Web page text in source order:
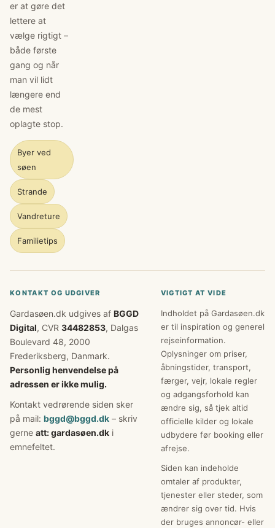
er at gøre det
lettere at
vælge rigtigt –
både første
gang og når
man vil lidt
længere end
de mest
oplagte stop.
Byer ved
søen
Strande
Vandreture
Familietips
KONTAKT OG UDGIVER
Gardasøen.dk udgives af BGGD
Digital, CVR 34482853, Dalgas
Boulevard 48, 2000
Frederiksberg, Danmark.
Personlig henvendelse på
adressen er ikke mulig.
Kontakt vedrørende siden sker
på mail: bggd@bggd.dk – skriv
gerne att: gardasøen.dk i
emnefeltet.
VIGTIGT AT VIDE
Indholdet på Gardasøen.dk
er til inspiration og generel
rejseinformation.
Oplysninger om priser,
åbningstider, transport,
færger, vejr, lokale regler
og adgangsforhold kan
ændre sig, så tjek altid
officielle kilder og lokale
udbydere før booking eller
afrejse.
Siden kan indeholde
omtaler af produkter,
tjenester eller steder, som
ændrer sig over tid. Hvis
der bruges annoncør- eller